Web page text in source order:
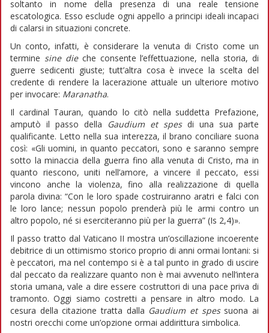
soltanto in nome della presenza di una reale tensione
escatologica. Esso esclude ogni appello a principi ideali incapaci
di calarsi in situazioni concrete.
Un conto, infatti, è considerare la venuta di Cristo come un
termine sine die che consente l’effettuazione, nella storia, di
guerre sedicenti giuste; tutt’altra cosa è invece la scelta del
credente di rendere la lacerazione attuale un ulteriore motivo
per invocare: Maranatha.
Il cardinal Tauran, quando lo citò nella suddetta Prefazione,
amputò il passo della
Gaudium et spesdi una sua parte
qualificante. Letto nella sua interezza, il brano conciliare suona
così: «Gli uomini, in quanto peccatori, sono e saranno sempre
sotto la minaccia della guerra fino alla venuta di Cristo, ma in
quanto riescono, uniti nell’amore, a vincere il peccato, essi
vincono anche la violenza, fino alla realizzazione di quella
parola divina: “Con le loro spade costruiranno aratri e falci con
le loro lance; nessun popolo prenderà più le armi contro un
altro popolo, né si eserciteranno più per la guerra” (Is 2,4)».
Il passo tratto dal Vaticano II mostra un’oscillazione incoerente
debitrice di un ottimismo storico proprio di anni ormai lontani: si
è peccatori, ma nel contempo si è a tal punto in grado di uscire
dal peccato da realizzare quanto non è mai avvenuto nell’intera
storia umana, vale a dire essere costruttori di una pace priva di
tramonto. Oggi siamo costretti a pensare in altro modo. La
cesura della citazione tratta dalla Gaudium et spessuona ai
nostri orecchi come un’opzione ormai addirittura simbolica.